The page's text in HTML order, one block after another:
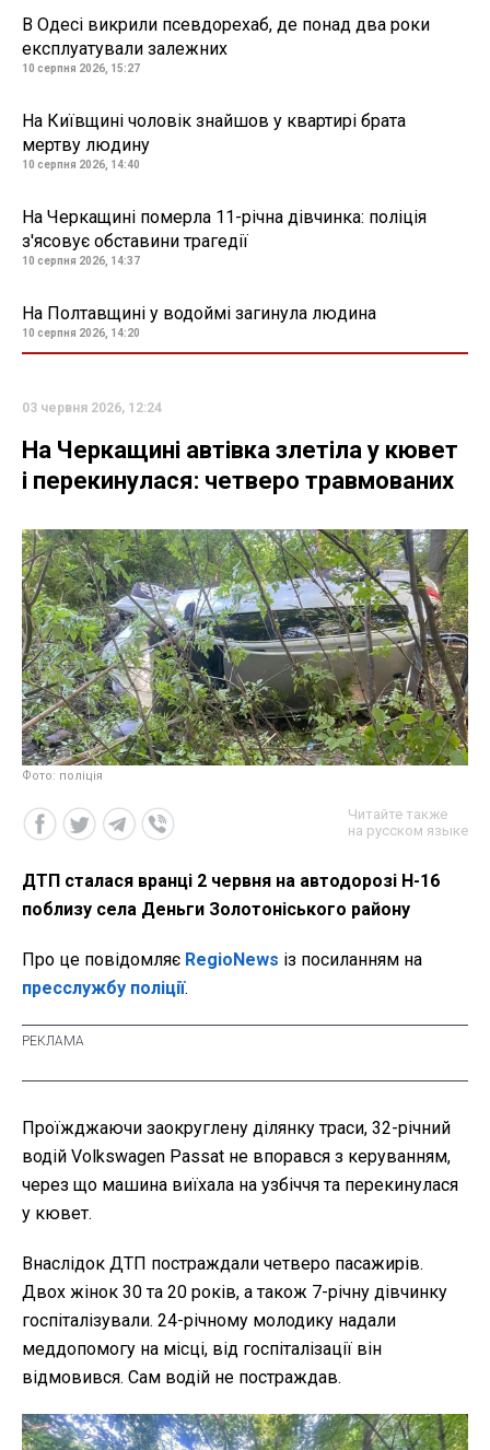
В Одесі викрили псевдорехаб, де понад два роки
експлуатували залежних
10 серпня 2026, 15:27
На Київщині чоловік знайшов у квартирі брата
мертву людину
10 серпня 2026, 14:40
На Черкащині померла 11-річна дівчинка: поліція
з'ясовує обставини трагедії
10 серпня 2026, 14:37
На Полтавщині у водоймі загинула людина
10 серпня 2026, 14:20
03 червня 2026, 12:24
На Черкащині автівка злетіла у кювет
і перекинулася: четверо травмованих
Фото: поліція
Читайте также
на русском языке
ДТП сталася вранці 2 червня на автодорозі Н-16
поблизу села Деньги Золотоніського району
Про це повідомляє RegioNews із посиланням на
пресслужбу поліції.
Проїжджаючи заокруглену ділянку траси, 32-річний
водій Volkswagen Passat не впорався з керуванням,
через що машина виїхала на узбіччя та перекинулася
у кювет.
Внаслідок ДТП постраждали четверо пасажирів.
Двох жінок 30 та 20 років, а також 7-річну дівчинку
госпіталізували. 24-річному молодику надали
меддопомогу на місці, від госпіталізації він
відмовився. Сам водій не постраждав.